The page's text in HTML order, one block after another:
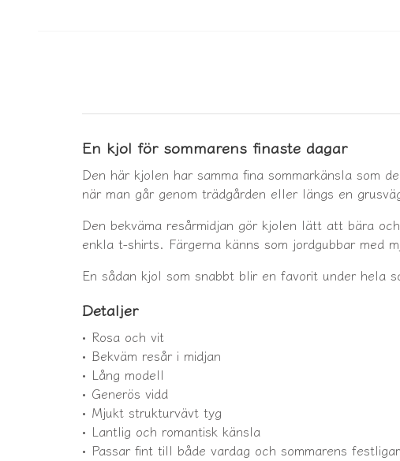
En kjol för sommarens finaste dagar
Den här kjolen har samma fina sommarkänsla som
när man går genom trädgården eller längs en
Den bekväma resårmidjan gör kjolen lätt att bära
enkla t-shirts. Färgerna känns som jordgubbar med
En sådan kjol som snabbt blir en favorit under hela
Detaljer
• Rosa och vit
• Bekväm resår i midjan
• Lång modell
• Generös vidd
• Mjukt strukturvävt tyg
• Lantlig och romantisk känsla
• Passar fint till både vardag och sommarens